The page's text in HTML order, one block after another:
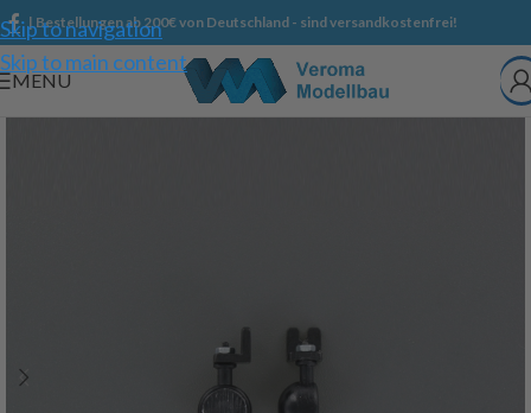
Skip to navigation
Skip to main content
| Bestellungen ab 200€ von Deutschland - sind versandkostenfrei!
MENU